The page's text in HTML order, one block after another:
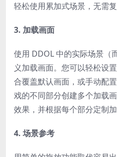
轻松使用累加式场景，无需
3. 加载画面
使用 DDOL 中的实际场景（
义加载画面。您可以轻松设
合覆盖默认画面，或手动配
戏的不同部分创建多个加载
效果，并根据每个部分定制加
4. 场景参考